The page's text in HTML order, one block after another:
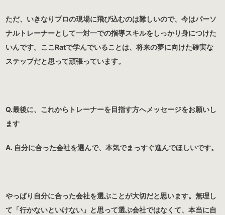
ただ、いきなりプロの現場に飛び込むのは難しいので、今はパーソ
ナルトレーナーとして一対一での指導スキルをしっかり身につけた
いんです。ここRatで学んでいることは、将来の夢に向けた確実な
ステップだと思って頑張っています。
Q.最後に、これからトレーナーを目指す方へメッセージをお願いし
ます
A. 自分に合った会社を選んで、本気でまっすぐ進んでほしいです。
やっぱり自分に合った会社を選ぶことが大切だと思います。無理し
て「行かないといけない」と思って選ぶ会社ではなくて、本当に自